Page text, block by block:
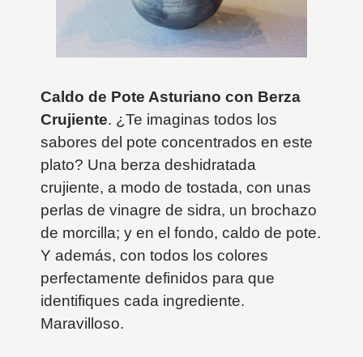
Caldo de Pote Asturiano con Berza
Crujiente. ¿Te imaginas todos los
sabores del pote concentrados en este
plato? Una berza deshidratada
crujiente, a modo de tostada, con unas
perlas de vinagre de sidra, un brochazo
de morcilla; y en el fondo, caldo de pote.
Y además, con todos los colores
perfectamente definidos para que
identifiques cada ingrediente.
Maravilloso.